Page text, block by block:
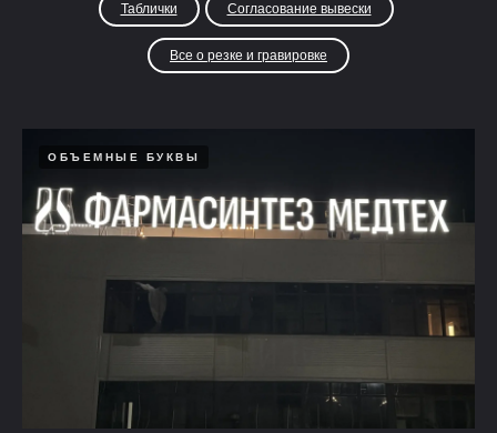
Таблички Согласование вывески
Все о резке и гравировке
ОБЪЕМНЫЕ БУКВЫ